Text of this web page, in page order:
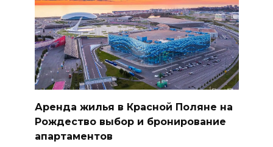
Аренда жилья в Красной Поляне на
Рождество выбор и бронирование
апартаментов